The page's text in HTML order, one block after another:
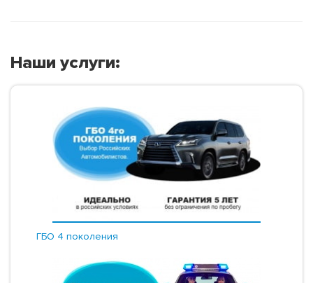
Наши услуги:
ГБО 4 поколения